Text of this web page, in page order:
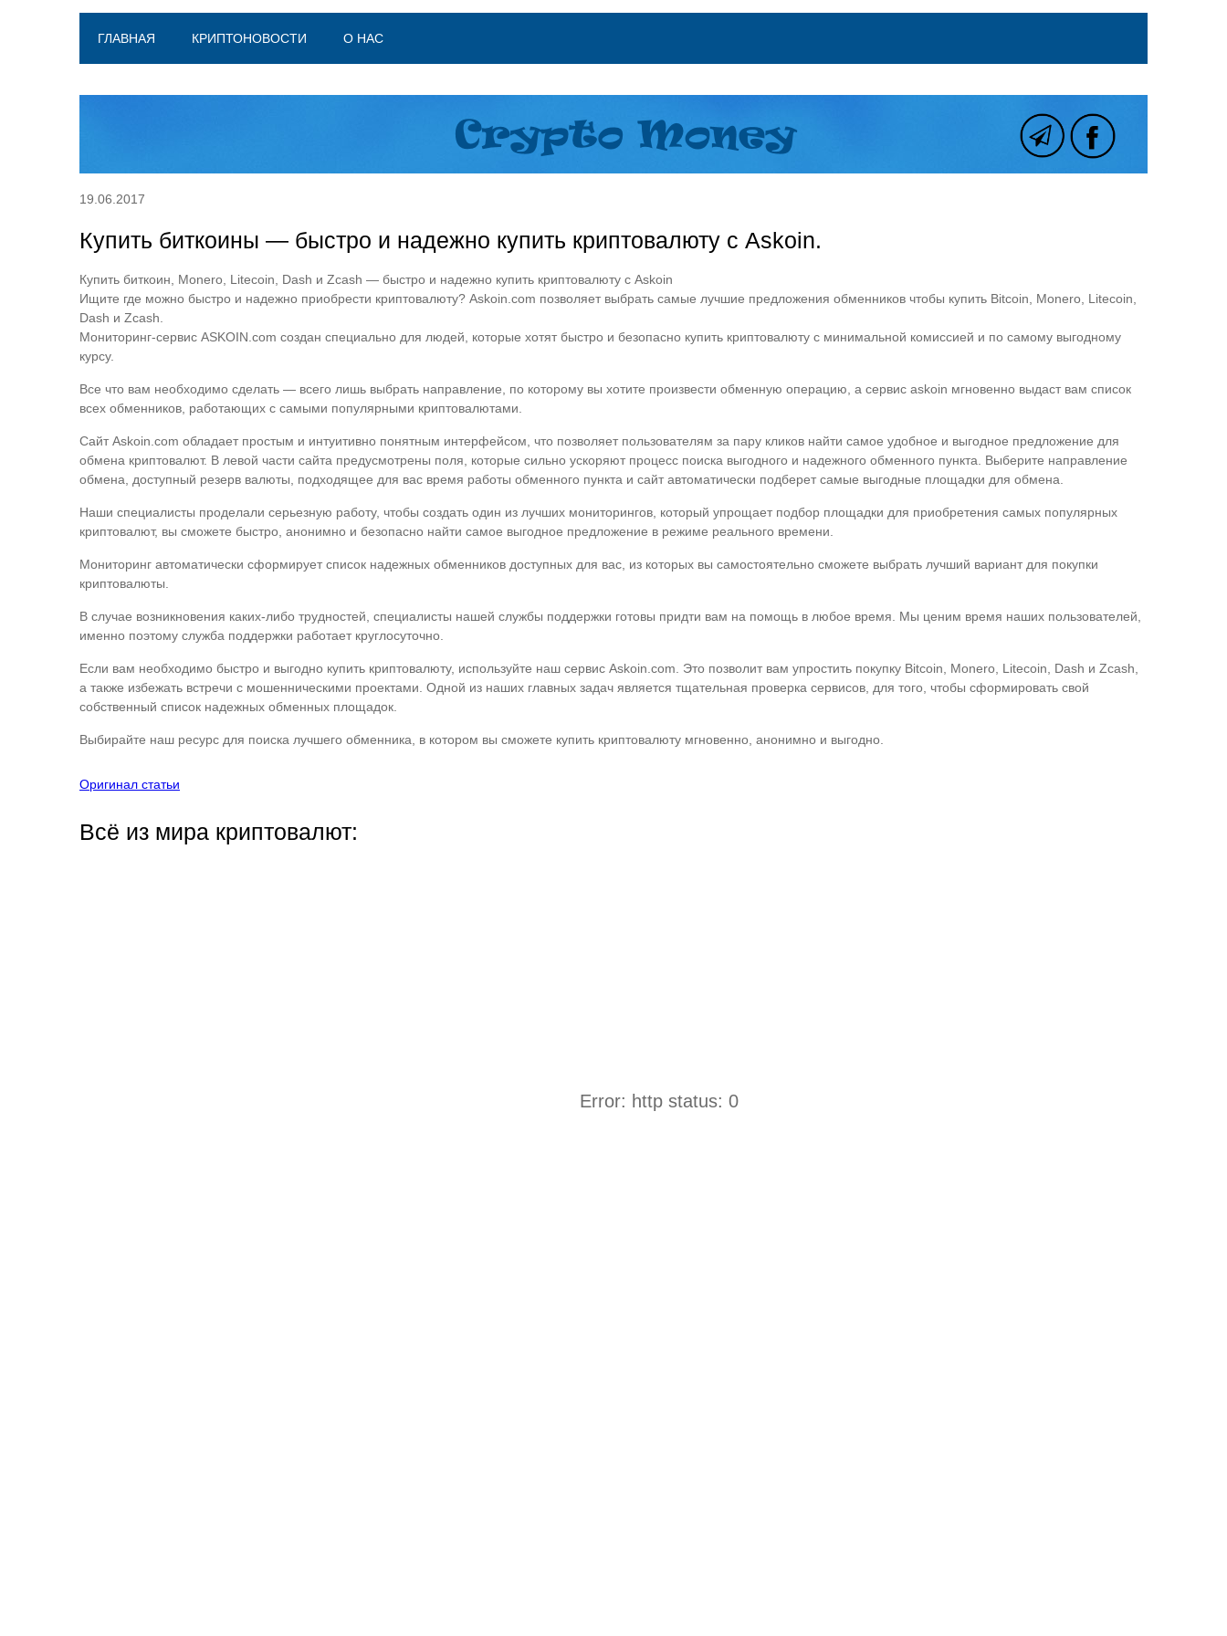
ГЛАВНАЯ КРИПТОНОВОСТИ О НАС
19.06.2017
Купить биткоины — быстро и надежно купить криптовалюту с Askoin.
Купить биткоин, Monero, Litecoin, Dash и Zcash — быстро и надежно купить криптовалюту с Askoin
Ищите где можно быстро и надежно приобрести криптовалюту? Askoin.com позволяет выбрать самые лучшие предложения обменников чтобы купить Bitcoin, Monero, Litecoin,
Dash и Zcash.
Мониторинг-сервис ASKOIN.com создан специально для людей, которые хотят быстро и безопасно купить криптовалюту с минимальной комиссией и по самому выгодному
курсу.
Все что вам необходимо сделать — всего лишь выбрать направление, по которому вы хотите произвести обменную операцию, а сервис askoin мгновенно выдаст вам список
всех обменников, работающих с самыми популярными криптовалютами.
Сайт Askoin.com обладает простым и интуитивно понятным интерфейсом, что позволяет пользователям за пару кликов найти самое удобное и выгодное предложение для
обмена криптовалют. В левой части сайта предусмотрены поля, которые сильно ускоряют процесс поиска выгодного и надежного обменного пункта. Выберите направление
обмена, доступный резерв валюты, подходящее для вас время работы обменного пункта и сайт автоматически подберет самые выгодные площадки для обмена.
Наши специалисты проделали серьезную работу, чтобы создать один из лучших мониторингов, который упрощает подбор площадки для приобретения самых популярных
криптовалют, вы сможете быстро, анонимно и безопасно найти самое выгодное предложение в режиме реального времени.
Мониторинг автоматически сформирует список надежных обменников доступных для вас, из которых вы самостоятельно сможете выбрать лучший вариант для покупки
криптовалюты.
В случае возникновения каких-либо трудностей, специалисты нашей службы поддержки готовы придти вам на помощь в любое время. Мы ценим время наших пользователей,
именно поэтому служба поддержки работает круглосуточно.
Если вам необходимо быстро и выгодно купить криптовалюту, используйте наш сервис Askoin.com. Это позволит вам упростить покупку Bitcoin, Monero, Litecoin, Dash и Zcash,
а также избежать встречи с мошенническими проектами. Одной из наших главных задач является тщательная проверка сервисов, для того, чтобы сформировать свой
собственный список надежных обменных площадок.
Выбирайте наш ресурс для поиска лучшего обменника, в котором вы сможете купить криптовалюту мгновенно, анонимно и выгодно.
Оригинал статьи
Всё из мира криптовалют:
Error: http status: 0